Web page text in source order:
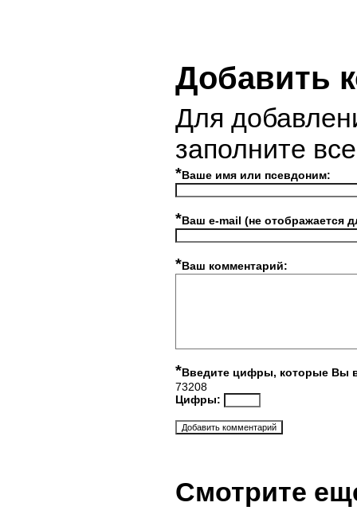
Добавить
Для
заполните
*Ваше имя или псевдоним:
*Ваш e-mail (не отображается
*Ваш комментарий:
*Введите цифры, которые Вы
73208
Цифры:
Смотрите